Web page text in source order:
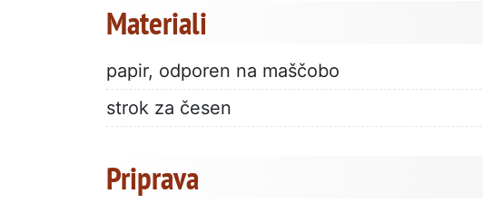
Materiali
papir, odporen na maščobo
strok za česen
Priprava